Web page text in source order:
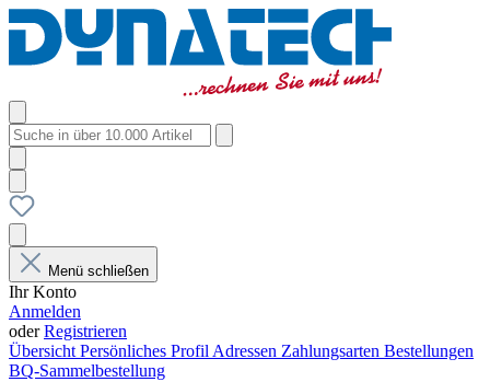
Menü schließen
Ihr Konto
Anmelden
oderRegistrieren
Übersicht Persönliches Profil Adressen Zahlungsarten Bestellungen
BQ-Sammelbestellung